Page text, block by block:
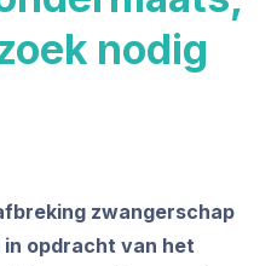
nodig
zwangerschap
opdracht van het